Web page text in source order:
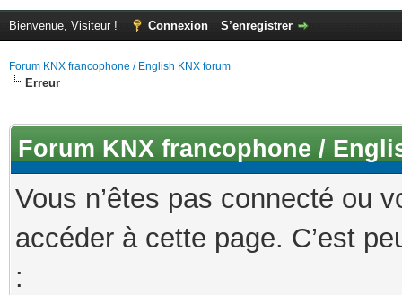
Bienvenue, Visiteur ! Connexion S’enregistrer
Forum KNX francophone / English KNX forum
Erreur
Forum KNX francophone /
Vous n’êtes pas connecté ou
accéder à cette page. C’est
: